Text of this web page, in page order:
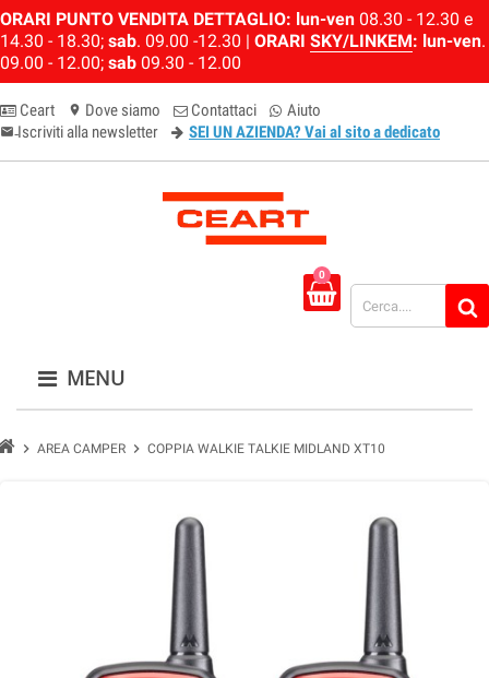
ORARI PUNTO VENDITA DETTAGLIO: lun-ven 08.30 - 12.30 e
14.30 - 18.30; sab. 09.00 -12.30 | ORARI SKY/LINKEM: lun-ven.
09.00 - 12.00; sab 09.30 - 12.00
Ceart location_on Dove siamo Contattaci Aiuto
email-newsletter
Iscriviti alla newsletter SEI UN AZIENDA? Vai al sito a dedicato
0
MENU
chevron_right AREA CAMPER chevron_right COPPIA WALKIE TALKIE MIDLAND XT10